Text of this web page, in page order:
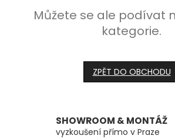
Můžete se ale podívat
kategorie.
ZPĚT DO OBCHODU
SHOWROOM & MONTÁŽ
vyzkoušení přímo v Praze